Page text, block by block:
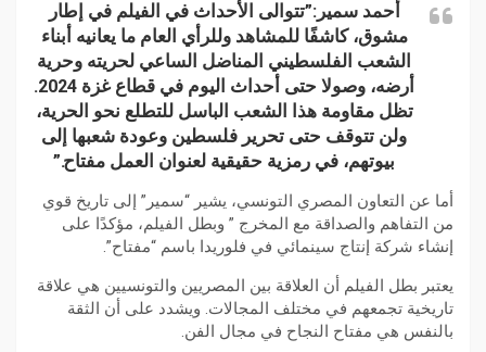
أحمد سمير:”تتوالى الأحداث في الفيلم في إطار
مشوق، كاشفًا للمشاهد وللرأي العام ما يعانيه أبناء
الشعب الفلسطيني المناضل الساعي لحريته وحرية
أرضه، وصولا حتى أحداث اليوم في قطاع غزة 2024.
تظل مقاومة هذا الشعب الباسل للتطلع نحو الحرية،
ولن تتوقف حتى تحرير فلسطين وعودة شعبها إلى
بيوتهم، في رمزية حقيقية لعنوان العمل مفتاح.”
أما عن التعاون المصري التونسي، يشير “سمير” إلى تاريخ قوي
من التفاهم والصداقة مع المخرج ” وبطل الفيلم، مؤكدًا على
إنشاء شركة إنتاج سينمائي في فلوريدا باسم “مفتاح”.
يعتبر بطل الفيلم أن العلاقة بين المصريين والتونسيين هي علاقة
تاريخية تجمعهم في مختلف المجالات. ويشدد على أن الثقة
بالنفس هي مفتاح النجاح في مجال الفن.